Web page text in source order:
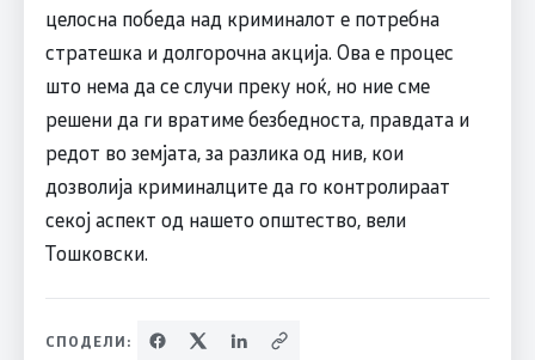
целосна победа над криминалот е потребна
стратешка и долгорочна акција. Ова е процес
што нема да се случи преку ноќ, но ние сме
решени да ги вратиме безбедноста, правдата и
редот во земјата, за разлика од нив, кои
дозволија криминалците да го контролираат
секој аспект од нашето општество, вели
Тошковски.
СПОДЕЛИ: